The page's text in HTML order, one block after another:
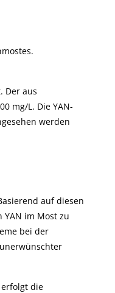
Der aus
mg/L. Die YAN-
werden
auf diesen
im Most zu
bei der
die